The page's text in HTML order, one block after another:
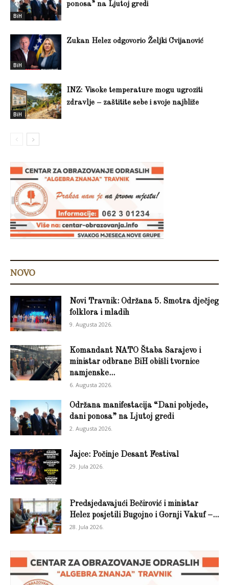
BiH
ponosa” na Ljutoj gredi
BiH
Zukan Helez odgovorio Željki Cvijanović
BiH
INZ: Visoke temperature mogu ugroziti
zdravlje – zaštitite sebe i svoje najbliže
NOVO
Novi Travnik: Održana 5. Smotra dječjeg
folklora i mladih
9. Augusta 2026.
Komandant NATO Štaba Sarajevo i
ministar odbrane BiH obišli tvornice
namjenske...
6. Augusta 2026.
Održana manifestacija “Dani pobjede,
dani ponosa” na Ljutoj gredi
2. Augusta 2026.
Jajce: Počinje Desant Festival
29. Jula 2026.
Predsjedavajući Bečirović i ministar
Helez posjetili Bugojno i Gornji Vakuf –...
28. Jula 2026.